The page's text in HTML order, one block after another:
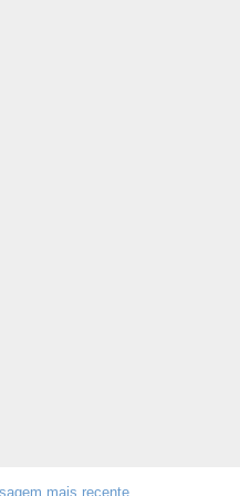
mais recente